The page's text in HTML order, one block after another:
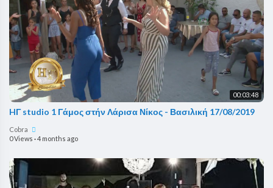
00:03:48
HΓ studio 1 Γάμος στήν Λάρισα Νίκος - Βασιλική 17/08/2019
Cobra
0 Views ·4 months ago